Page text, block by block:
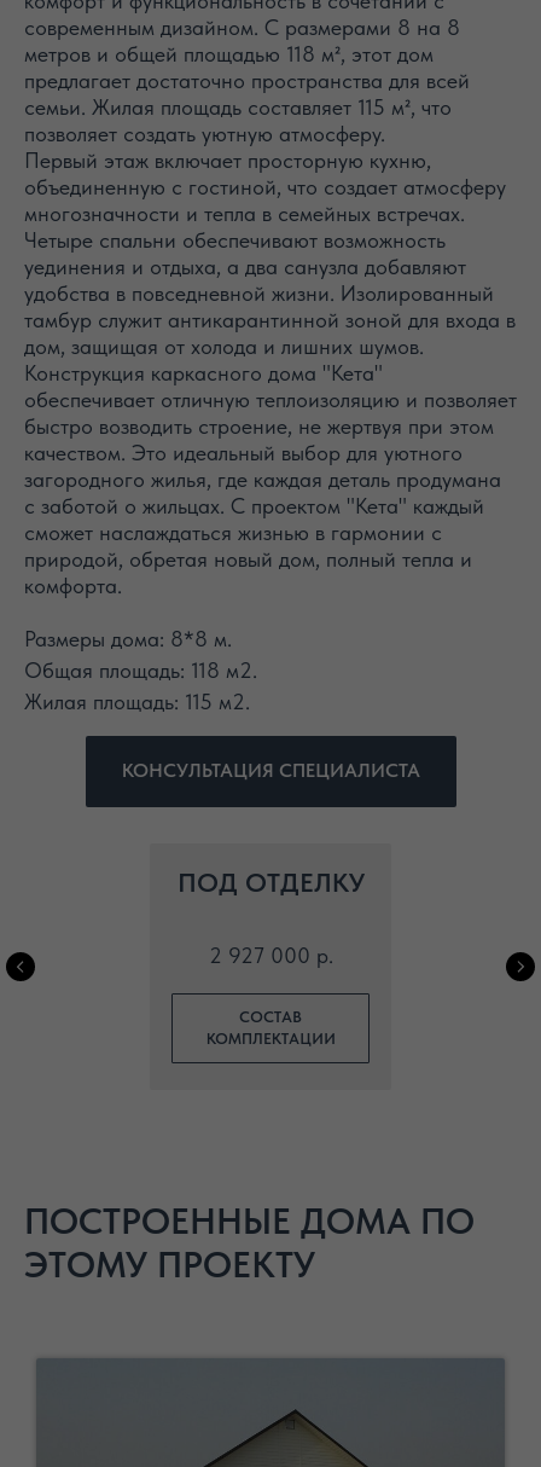
современным дизайном. С размерами 8 на 8
метров и общей площадью 118 м², этот дом
предлагает достаточно пространства для всей
семьи. Жилая площадь составляет 115 м², что
позволяет создать уютную атмосферу.
Первый этаж включает просторную кухню,
объединенную с гостиной, что создает атмосферу
многозначности и тепла в семейных встречах.
Четыре спальни обеспечивают возможность
уединения и отдыха, а два санузла добавляют
удобства в повседневной жизни. Изолированный
тамбур служит антикарантинной зоной для входа в
дом, защищая от холода и лишних шумов.
Конструкция каркасного дома "Кета"
обеспечивает отличную теплоизоляцию и позволяет
быстро возводить строение, не жертвуя при этом
качеством. Это идеальный выбор для уютного
загородного жилья, где каждая деталь продумана
с заботой о жильцах. С проектом "Кета" каждый
сможет наслаждаться жизнью в гармонии с
природой, обретая новый дом, полный тепла и
комфорта.
Размеры дома: 8*8 м.
Общая площадь: 118 м2.
Жилая площадь: 115 м2.
КОНСУЛЬТАЦИЯ СПЕЦИАЛИСТА
ПОД ОТДЕЛКУ
2 927 000 р.
СОСТАВ
КОМПЛЕКТАЦИИ
ПОСТРОЕННЫЕ ДОМА ПО
ЭТОМУ ПРОЕКТУ